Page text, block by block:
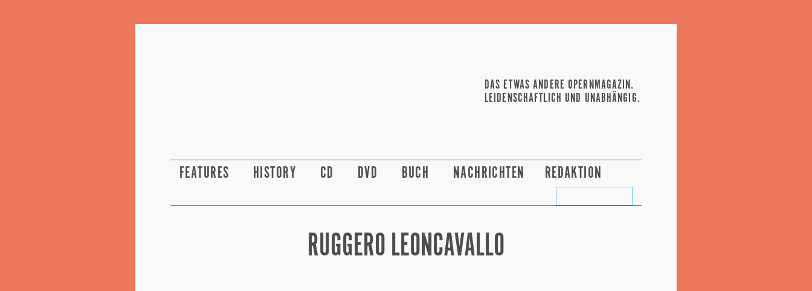
DAS ETWAS ANDERE OPERNMAGAZIN.
LEIDENSCHAFTLICH UND UNABHÄNGIG.
FEATURES HISTORY CD DVD BUCH NACHRICHTEN REDAKTION
RUGGERO LEONCAVALLO